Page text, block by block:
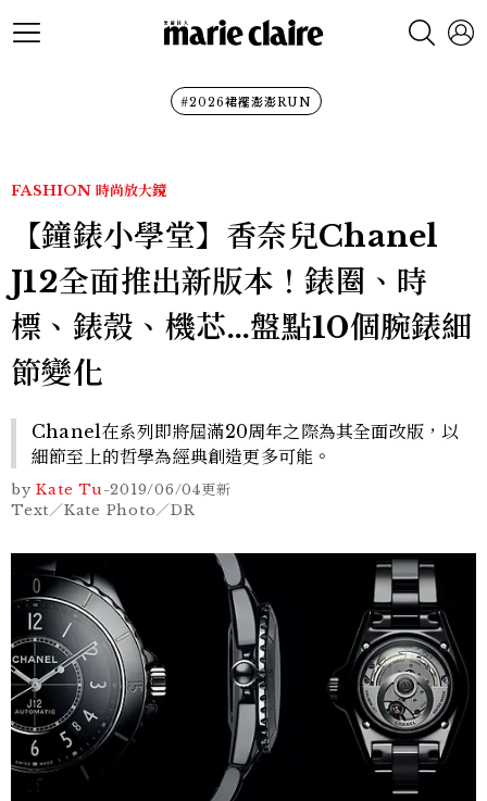
#2026裙襬澎澎RUN
FASHION 時尚放大鏡
【鐘錶小學堂】香奈兒Chanel
J12全面推出新版本！錶圈、時
標、錶殼、機芯…盤點10個腕錶細
節變化
Chanel在系列即將屆滿20周年之際為其全面改版，以
細節至上的哲學為經典創造更多可能。
by Kate Tu-2019/06/04更新
Text／Kate Photo／DR